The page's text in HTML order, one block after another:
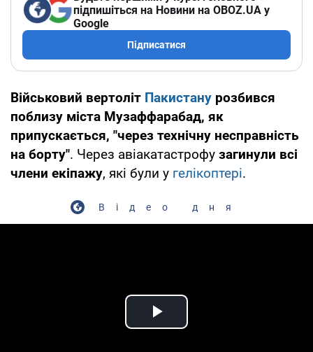
підпишіться на Новини на OBOZ.UA у
Google
Підписатися
Військовий вертоліт Пакистану розбився
поблизу міста Музаффарабад, як
припускається, "через технічну несправність
на борту". Через авіакатастрофу загинули всі
члени екіпажу, які були у гелікоптері.
Відео дня
Play Video